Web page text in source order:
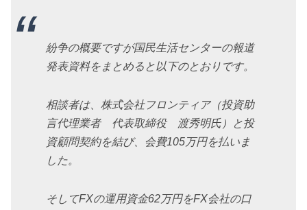
紛争の概要ですが国民生活センターの報道
発表資料をまとめると以下のとおりです。
相談者は、株式会社フロンティア（投資助
言代理業者 代表取締役 渡秀明氏）と投
資顧問契約を結び、会費105万円を払いま
した。
そしてFXの運用資金62万円をFX会社の口